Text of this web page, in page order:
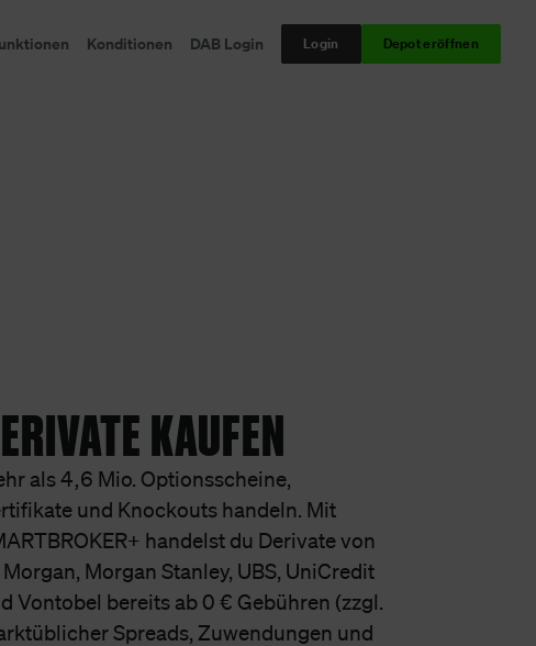
Konditionen DAB Login Login Depot eröffnen
KAUFEN
als 4,6 Mio. Optionsscheine,
und Knockouts handeln. Mit
handelst du Derivate von
Morgan, Morgan Stanley, UBS, UniCredit
Vontobel bereits ab 0 € Gebühren (zzgl.
Spreads, Zuwendungen und